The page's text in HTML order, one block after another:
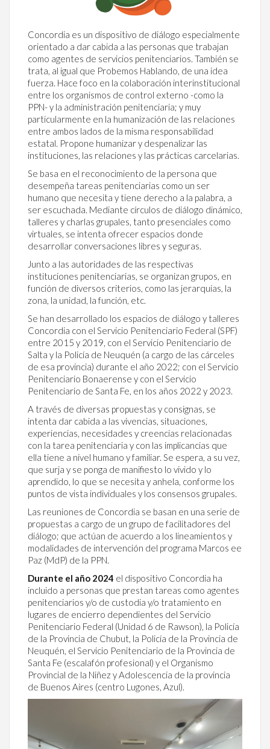
Concordia es un dispositivo de diálogo especialmente
orientado a dar cabida a las personas que trabajan
como agentes de servicios penitenciarios. También se
trata, al igual que Probemos Hablando, de una idea
fuerza. Hace foco en la colaboración interinstitucional
entre los organismos de control externo -como la
PPN- y la administración penitenciaria; y muy
particularmente en la humanización de las relaciones
entre ambos lados de la misma responsabilidad
estatal. Propone humanizar y despenalizar las
instituciones, las relaciones y las prácticas carcelarias.
Se basa en el reconocimiento de la persona que
desempeña tareas penitenciarias como un ser
humano que necesita y tiene derecho a la palabra, a
ser escuchada. Mediante círculos de diálogo dinámico,
talleres y charlas grupales, tanto presenciales como
virtuales, se intenta ofrecer espacios donde
desarrollar conversaciones libres y seguras.
Junto a las autoridades de las respectivas
instituciones penitenciarias, se organizan grupos, en
función de diversos criterios, como las jerarquías, la
zona, la unidad, la función, etc.
Se han desarrollado los espacios de diálogo y talleres
Concordia con el Servicio Penitenciario Federal (SPF)
entre 2015 y 2019, con el Servicio Penitenciario de
Salta y la Policía de Neuquén (a cargo de las cárceles
de esa provincia) durante el año 2022; con el Servicio
Penitenciario Bonaerense y con el Servicio
Penitenciario de Santa Fe, en los años 2022 y 2023.
A través de diversas propuestas y consignas, se
intenta dar cabida a las vivencias, situaciones,
experiencias, necesidades y creencias relacionadas
con la tarea penitenciaria y con las implicancias que
ella tiene a nivel humano y familiar. Se espera, a su vez,
que surja y se ponga de manifiesto lo vivido y lo
aprendido, lo que se necesita y anhela, conforme los
puntos de vista individuales y los consensos grupales.
Las reuniones de Concordia se basan en una serie de
propuestas a cargo de un grupo de facilitadores del
diálogo; que actúan de acuerdo a los lineamientos y
modalidades de intervención del programa Marcos ee
Paz (MdP) de la PPN.
Durante el año 2024 el dispositivo Concordia ha
incluido a personas que prestan tareas como agentes
penitenciarios y/o de custodia y/o tratamiento en
lugares de encierro dependientes del Servicio
Penitenciario Federal (Unidad 6 de Rawson), la Policía
de la Provincia de Chubut, la Policía de la Provincia de
Neuquén, el Servicio Penitenciario de la Provincia de
Santa Fe (escalafón profesional) y el Organismo
Provincial de la Niñez y Adolescencia de la provincia
de Buenos Aires (centro Lugones, Azul).